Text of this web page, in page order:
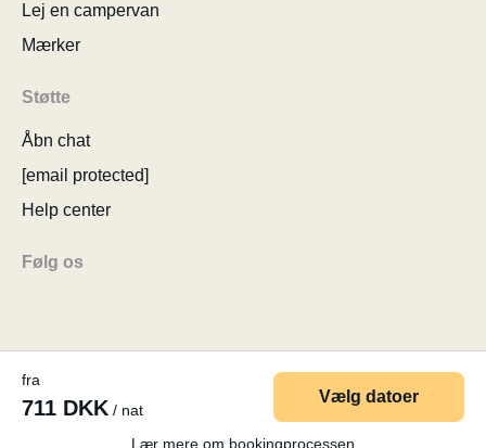
fra
711 DKK / nat
Vælg datoer
Lær mere om bookingprocessen
Lej en campervan
Mærker
Støtte
Åbn chat
[email protected]
Help center
Følg os
© 2026 MyCamper AG
Generelle brugervilkår
Personlige oplysninger
Virksomhedsoplysninger
Ændre cookie-samtykke